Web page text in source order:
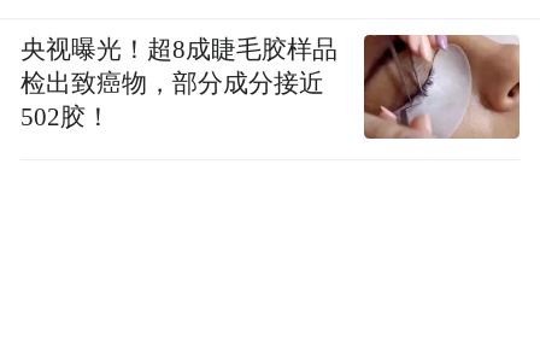
央视曝光！超8成睫毛胶样品
检出致癌物，部分成分接近
502胶！